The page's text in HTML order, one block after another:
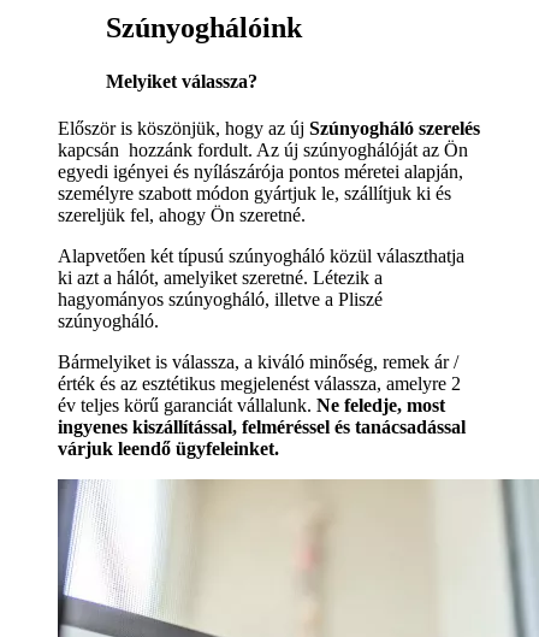
Szúnyoghálóink
Melyiket válassza?
Először is köszönjük, hogy az új Szúnyogháló szerelés
kapcsán hozzánk fordult. Az új szúnyoghálóját az Ön
egyedi igényei és nyílászárója pontos méretei alapján,
személyre szabott módon gyártjuk le, szállítjuk ki és
szereljük fel, ahogy Ön szeretné.
Alapvetően két típusú szúnyogháló közül választhatja
ki azt a hálót, amelyiket szeretné. Létezik a
hagyományos szúnyogháló, illetve a Pliszé
szúnyogháló.
Bármelyiket is válassza, a kiváló minőség, remek ár /
érték és az esztétikus megjelenést válassza, amelyre 2
év teljes körű garanciát vállalunk. Ne feledje, most
ingyenes kiszállítással, felméréssel és tanácsadással
várjuk leendő ügyfeleinket.